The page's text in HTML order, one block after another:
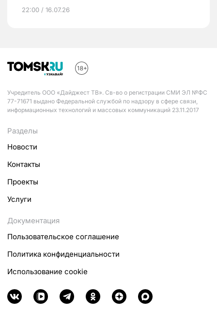
22:00 / 16.07.26
Учредитель ООО «Дайджест ТВ». Св-во о регистрации СМИ ЭЛ №ФС
77-71671 выдано Федеральной службой по надзору в сфере связи,
информационных технологий и массовых коммуникаций 23.11.2017
Разделы
Новости
Контакты
Проекты
Услуги
Документация
Пользовательское соглашение
Политика конфиденциальности
Использование cookie